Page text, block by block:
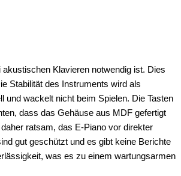
Klavieren notwendig ist. Dies
Stabilität des Instruments wird als
wackelt nicht beim Spielen. Die Tasten
dass das Gehäuse aus MDF gefertigt
ratsam, das E-Piano vor direkter
gut geschützt und es gibt keine Berichte
was es zu einem wartungsarmen